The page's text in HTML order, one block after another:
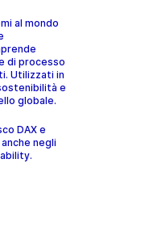
al mondo
di processo
Utilizzati in
e
globale.
DAX e
negli